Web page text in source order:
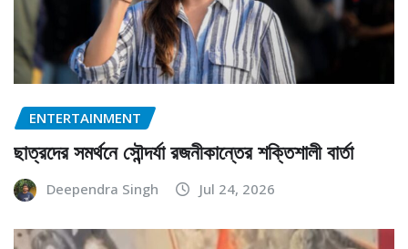
ENTERTAINMENT
ছাত্রদের সমর্থনে সৌন্দর্যা রজনীকান্তের শক্তিশালী বার্তা
Deependra Singh Jul 24, 2026